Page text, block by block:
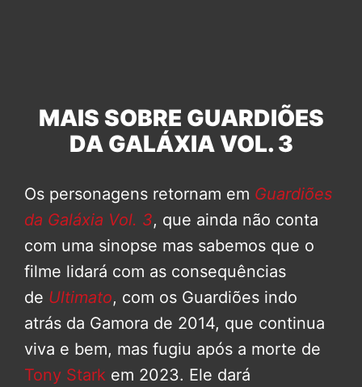
MAIS SOBRE GUARDIÕES
DA GALÁXIA VOL. 3
Os personagens retornam em Guardiões
da Galáxia Vol. 3, que ainda não conta
com uma sinopse mas sabemos que o
filme lidará com as consequências
de Ultimato, com os Guardiões indo
atrás da Gamora de 2014, que continua
viva e bem, mas fugiu após a morte de
Tony Stark em 2023. Ele dará